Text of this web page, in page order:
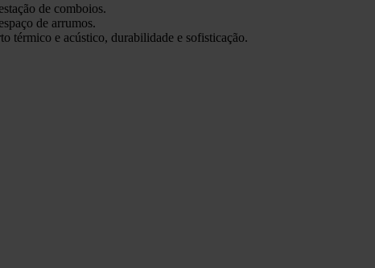
de comboios.
de arrumos.
térmico e acústico, durabilidade e sofisticação.